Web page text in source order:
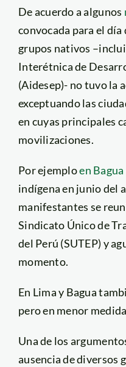
De acuerdo a algunos
convocada para el
grupos nativos
Interétnica de
(Aidesep)- no tuvo la
exceptuando las
en cuyas principales
movilizaciones.
Por ejemploen Bagua
indígena en junio del
manifestantes se
Sindicato Único de
del Perú (SUTEP) y
momento.
En Lima y Bagua
pero en menor
Una de los
ausencia de diversos